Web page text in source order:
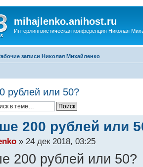
mihajlenko.anihost.ru
Интерлингвистическая конференция Николая
записи Николая Михайленко
рублей или 50?
200 рублей или
» 24 дек 2018, 03:25
200 рублей или 50?